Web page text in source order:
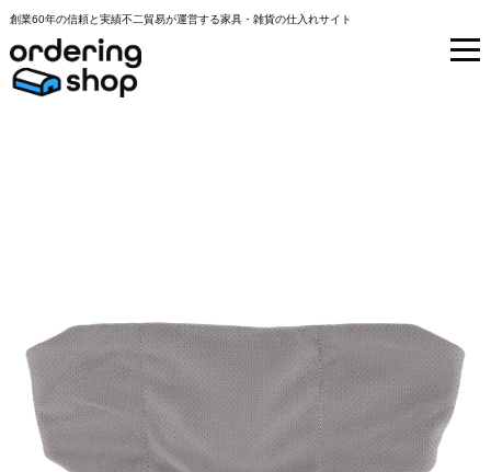
創業60年の信頼と実績不二貿易が運営する家具・雑貨の仕入れサイト